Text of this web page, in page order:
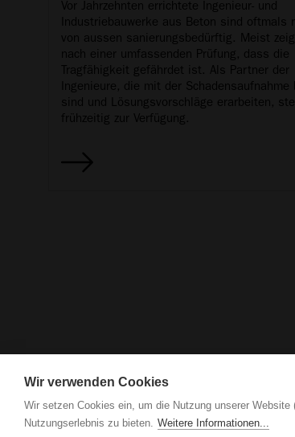
Vor Jahrzehnten errichtete Ingenieur- und
Industriebauwerke aus Beton sind oftmals
von aussen sanierungsbedürftig. Meist
nach einer umfassenden Prüfung, dass die
Tragfähigkeit gefährdet ist. Als Partner der
Ingenieure, die mit der Schadensaufnahme
sind und Lösungsvorschläge erarbeiten,
frühzeitig zur Verfügung.
Wir verwenden Cookies
Wir setzen Cookies ein, um die Nutzung unserer
Nutzungserlebnis zu bieten. Weitere Informationen...